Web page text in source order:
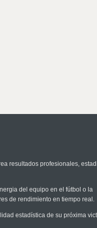
resultados profesionales,
del equipo en el fútbol o la
de rendimiento en tiempo real.
estadística de su próxima